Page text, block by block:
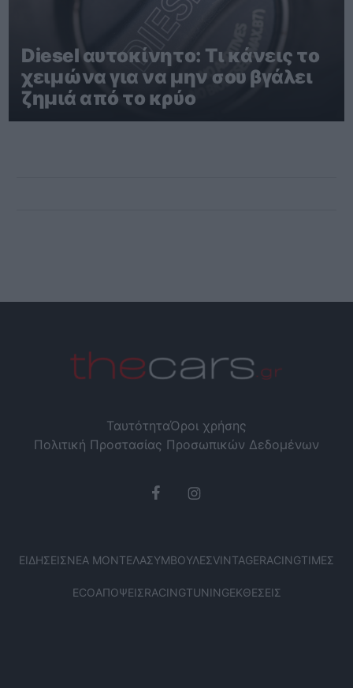
Diesel αυτοκίνητο: Τι κάνεις το
χειμώνα για να μην σου βγάλει
ζημιά από το κρύο
ΤαυτότηταΌροι χρήσης
Πολιτική Προστασίας Προσωπικών Δεδομένων
ΕΙΔΉΣΕΙΣΝΈΑ ΜΟΝΤΈΛΑΣΥΜΒΟΥΛΈΣVINTAGERACINGΤΙΜΈΣ
ECOΑΠΌΨΕΙΣRACINGTUNINGΕΚΘΈΣΕΙΣ